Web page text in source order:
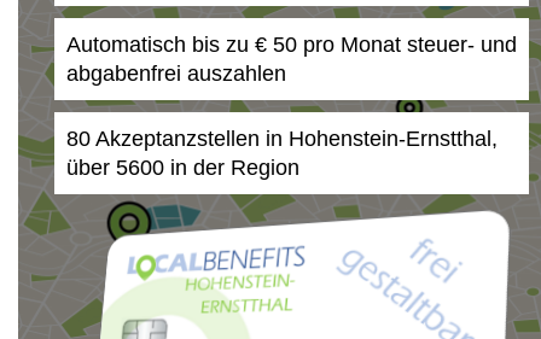
Automatisch bis zu € 50 pro Monat steuer- und
abgabenfrei auszahlen
80 Akzeptanzstellen in Hohenstein-Ernstthal,
über 5600 in der Region